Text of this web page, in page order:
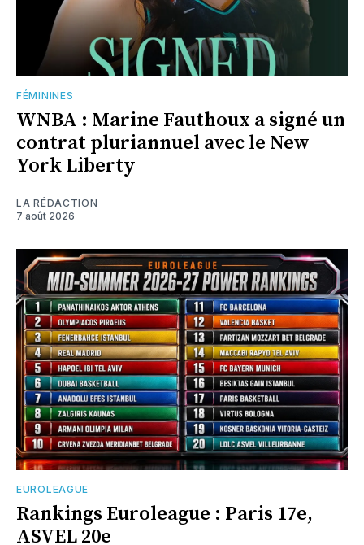
FÉMININES
WNBA : Marine Fauthoux a signé un
contrat pluriannuel avec le New
York Liberty
LA RÉDACTION
7 août 2026
EUROLEAGUE
Rankings Euroleague : Paris 17e,
ASVEL 20e